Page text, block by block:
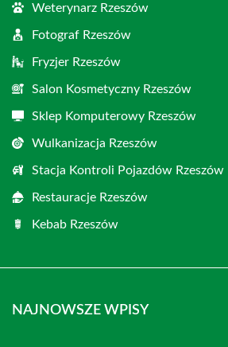
Weterynarz Rzeszów
Fotograf Rzeszów
Fryzjer Rzeszów
Salon Kosmetyczny Rzeszów
Sklep Komputerowy Rzeszów
Wulkanizacja Rzeszów
Stacja Kontroli Pojazdów Rzeszów
Restauracje Rzeszów
Kebab Rzeszów
NAJNOWSZE WPISY